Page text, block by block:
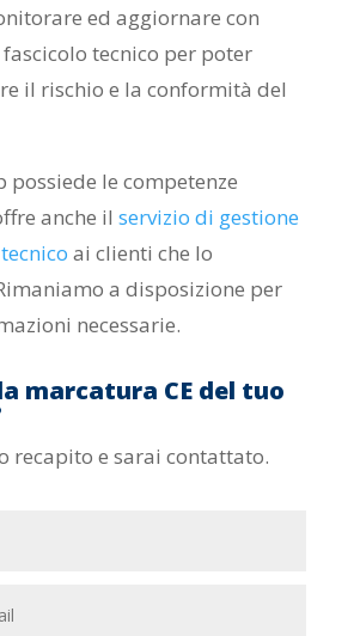
ed aggiornare con
tecnico per poter
il rischio e la conformità del
possiede le competenze
anche il servizio di gestione
ai clienti che lo
a disposizione per
necessarie.
marcatura CE del tuo
recapito e sarai contattato.